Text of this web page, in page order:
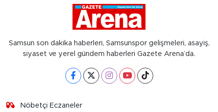
Samsun son dakika haberleri, Samsunspor gelişmeleri, asayiş,
siyaset ve yerel gündem haberleri Gazete Arena’da.
Nöbetçi Eczaneler